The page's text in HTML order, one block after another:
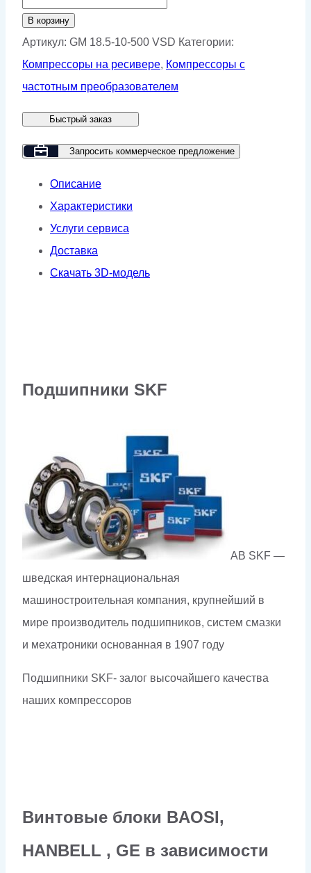
товара
Винтовой
компрессор
GMP
18.5-
10-
В корзину
Артикул: GM 18.5-10-500 VSD Категории:
Компрессоры на ресивере, Компрессоры с
частотным преобразователем
Быстрый заказ
Запросить коммерческое предложение
Описание
Характеристики
Услуги сервиса
Доставка
Скачать 3D-модель
Подшипники SKF
AB SKF —
шведская интернациональная
машиностроительная компания, крупнейший в
мире производитель подшипников, систем смазки
и мехатроники основанная в 1907 году
Подшипники SKF- залог высочайшего качества
наших компрессоров
Винтовые блоки BAOSI,
HANBELL , GE в зависимости